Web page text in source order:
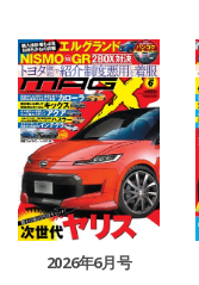
2026年6月号